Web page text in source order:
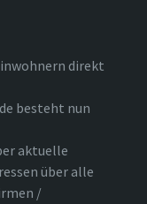
direkt
besteht nun
aktuelle
über alle
/